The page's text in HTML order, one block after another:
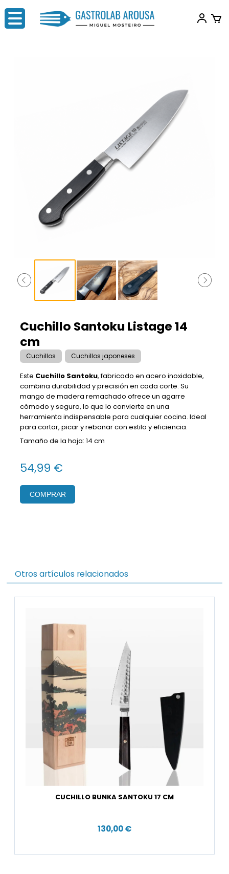
Cuchillo Santoku Listage 14
cm
Cuchillos Cuchillos japoneses
Este Cuchillo Santoku, fabricado en acero inoxidable,
combina durabilidad y precisión en cada corte. Su
mango de madera remachado ofrece un agarre
cómodo y seguro, lo que lo convierte en una
herramienta indispensable para cualquier cocina. Ideal
para cortar, picar y rebanar con estilo y eficiencia.
Tamaño de la hoja: 14 cm
54,99 €
COMPRAR
Otros artículos relacionados
CUCHILLO BUNKA SANTOKU 17 CM
130,00 €